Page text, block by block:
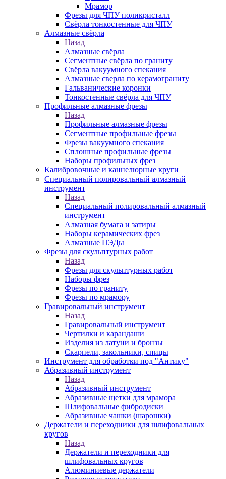
Мрамор
Фрезы для ЧПУ поликристалл
Свёрла тонкостенные для ЧПУ
Алмазные свёрла
Назад
Алмазные свёрла
Сегментные свёрла по граниту
Свёрла вакуумного спекания
Алмазные сверла по керамограниту
Гальванические коронки
Тонкостенные свёрла для ЧПУ
Профильные алмазные фрезы
Назад
Профильные алмазные фрезы
Сегментные профильные фрезы
Фрезы вакуумного спекания
Сплошные профильные фрезы
Наборы профильных фрез
Калибровочные и каннелюрные круги
Специальный полировальный алмазный
инструмент
Назад
Специальный полировальный алмазный
инструмент
Алмазная бумага и затиры
Наборы керамических фрез
Алмазные ПЭДы
Фрезы для скульптурных работ
Назад
Фрезы для скульптурных работ
Наборы фрез
Фрезы по граниту
Фрезы по мрамору
Гравировальный инструмент
Назад
Гравировальный инструмент
Чертилки и карандаши
Изделия из латуни и бронзы
Скарпели, закольники, спицы
Инструмент для обработки под "Антику"
Абразивный инструмент
Назад
Абразивный инструмент
Абразивные щетки для мрамора
Шлифовальные фибродиски
Абразивные чашки (шарошки)
Держатели и переходники для шлифовальных
кругов
Назад
Держатели и переходники для
шлифовальных кругов
Алюминиевые держатели